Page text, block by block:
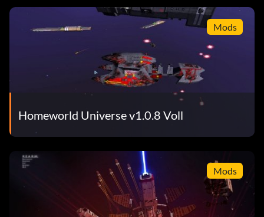
Mods
Homeworld Universe v1.0.8 Voll
Mods